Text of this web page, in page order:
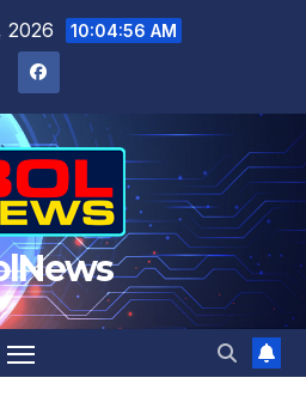
2026 10:04:56 AM